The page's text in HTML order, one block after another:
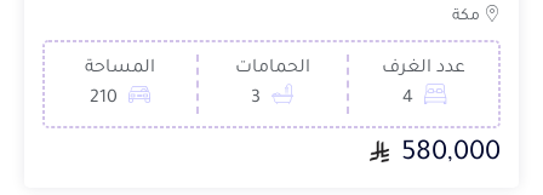
مكة
عدد الغرف
4
الحمامات
3
المساحة
210
580,000